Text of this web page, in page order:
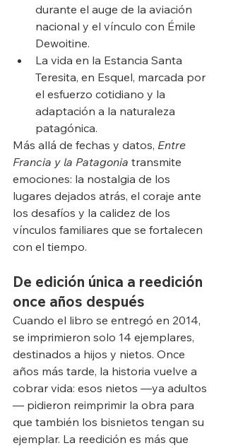
durante el auge de la aviación
nacional y el vínculo con Émile
Dewoitine.
La vida en la Estancia Santa
Teresita, en Esquel, marcada por
el esfuerzo cotidiano y la
adaptación a la naturaleza
patagónica.
Más allá de fechas y datos, Entre
Francia y la Patagonia transmite
emociones: la nostalgia de los
lugares dejados atrás, el coraje ante
los desafíos y la calidez de los
vínculos familiares que se fortalecen
con el tiempo.
De edición única a reedición
once años después
Cuando el libro se entregó en 2014,
se imprimieron solo 14 ejemplares,
destinados a hijos y nietos. Once
años más tarde, la historia vuelve a
cobrar vida: esos nietos —ya adultos
— pidieron reimprimir la obra para
que también los bisnietos tengan su
ejemplar. La reedición es más que